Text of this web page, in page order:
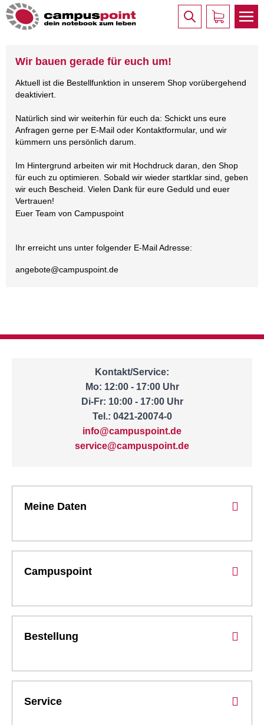
Wir bauen gerade für euch um!
Aktuell ist die Bestellfunktion in unserem Shop vorübergehend
deaktiviert.
Natürlich sind wir weiterhin für euch da: Schickt uns eure
Anfragen gerne per E-Mail oder Kontaktformular, und wir
kümmern uns persönlich darum.
Im Hintergrund arbeiten wir mit Hochdruck daran, den Shop
für euch zu optimieren. Sobald wir wieder startklar sind, geben
wir euch Bescheid. Vielen Dank für eure Geduld und euer
Vertrauen!
Euer Team von Campuspoint
Ihr erreicht uns unter folgender E-Mail Adresse:
angebote@campuspoint.de
Kontakt/Service:
Mo: 12:00 - 17:00 Uhr
Di-Fr: 10:00 - 17:00 Uhr
Tel.: 0421-20074-0
info@campuspoint.de
service@campuspoint.de
Meine Daten
Campuspoint
Bestellung
Service